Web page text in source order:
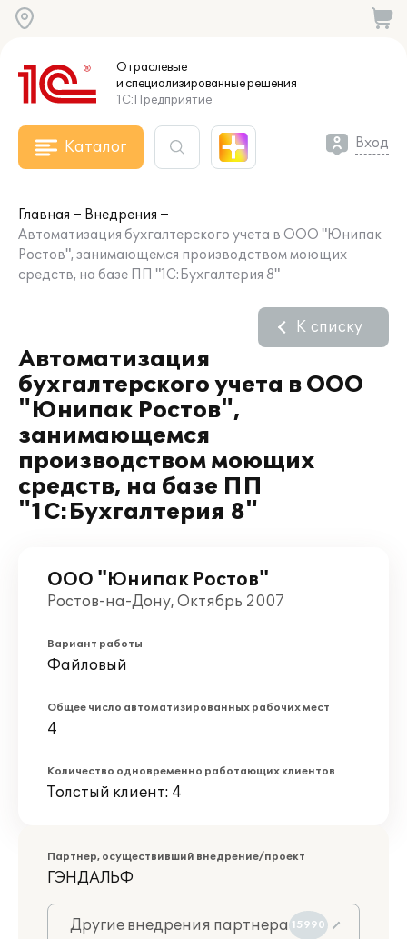
Отраслевые
и специализированныерешения
1С:Предприятие
Каталог Вход
Главная
Внедрения
Автоматизация бухгалтерского учета в ООО "Юнипак
Ростов", занимающемся производством моющих
средств, на базе ПП "1С:Бухгалтерия 8"
Автоматизация
бухгалтерского учета в ООО
"Юнипак Ростов",
занимающемся
производством моющих
средств, на базе ПП
"1С:Бухгалтерия 8"
К списку
ООО "Юнипак Ростов"
Ростов-на-Дону, Октябрь 2007
Вариант работы
Файловый
Общее число автоматизированных рабочих мест
4
Количество одновременно работающих клиентов
Толстый клиент: 4
Партнер, осуществивший внедрение/проект
ГЭНДАЛЬФ
Другие внедрения партнера 15990